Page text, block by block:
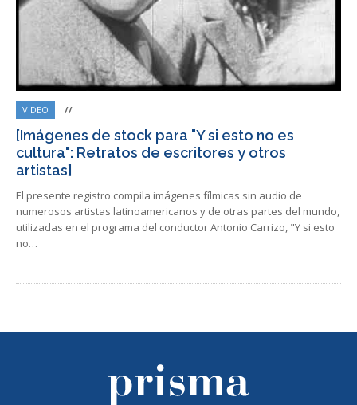
VIDEO //
[Imágenes de stock para "Y si esto no es
cultura": Retratos de escritores y otros
artistas]
El presente registro compila imágenes fílmicas sin audio de
numerosos artistas latinoamericanos y de otras partes del mundo,
utilizadas en el programa del conductor Antonio Carrizo, "Y si esto
no…